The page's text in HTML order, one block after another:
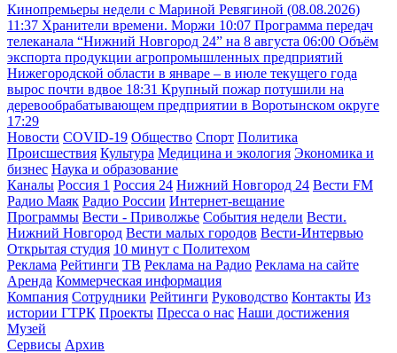
Кинопремьеры недели с Мариной Ревягиной (08.08.2026)
11:37 Хранители времени. Моржи 10:07 Программа передач
телеканала “Нижний Новгород 24” на 8 августа 06:00 Объём
экспорта продукции агропромышленных предприятий
Нижегородской области в январе – в июле текущего года
вырос почти вдвое 18:31 Крупный пожар потушили на
деревообрабатывающем предприятии в Воротынском округе
17:29
Новости COVID-19 Общество Спорт Политика
Происшествия Культура Медицина и экология Экономика и
бизнес Наука и образование
Каналы Россия 1 Россия 24 Нижний Новгород 24 Вести FM
Радио Маяк Радио России Интернет-вещание
Программы Вести - Приволжье События недели Вести.
Нижний Новгород Вести малых городов Вести-Интервью
Открытая студия 10 минут с Политехом
Реклама Рейтинги ТВ Реклама на Радио Реклама на сайте
Аренда Коммерческая информация
Компания Сотрудники Рейтинги Руководство Контакты Из
истории ГТРК Проекты Пресса о нас Наши достижения
Музей
Сервисы Архив